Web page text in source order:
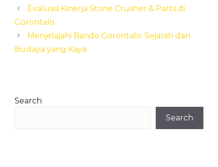
Evaluasi Kinerja Stone Crusher & Parts di
Gorontalo
Menjelajahi Bando Gorontalo: Sejarah dan
Budaya yang Kaya
Search
Search